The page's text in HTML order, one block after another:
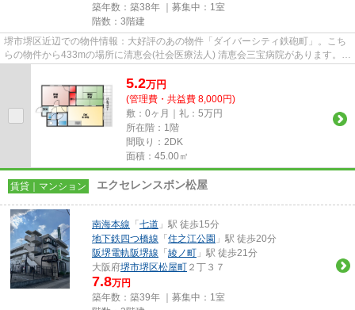
築年数：築38年 ｜募集中： 1室
階数：3階建
堺市堺区近辺での物件情報：大好評のあの物件「ダイバーシティ鉄砲町」。こち
らの物件から433mの場所に清恵会(社会医療法人) 清恵会三宝病院があります。初
5.2万円
(管理費・共益費 8,000円)
敷：0ヶ月｜礼：5万円
所在階：1階
間取り：2DK
面積：45.00㎡
賃貸｜マンション エクセレンスボン松屋
南海本線 「 七道 」駅 徒歩15分
地下鉄四つ橋線 「 住之江公園 」駅 徒歩20分
阪堺電軌阪堺線 「 綾ノ町 」駅 徒歩21分
大阪府堺市堺区松屋町 ２丁３７
7.8万円
築年数：築39年 ｜募集中： 1室